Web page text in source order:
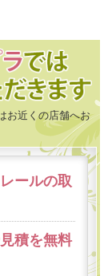
お近くの店舗へお
ールの取
積を無料